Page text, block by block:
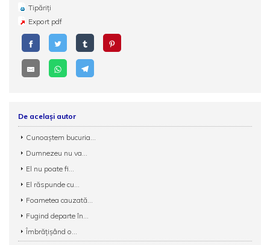
Tipăriți
Export pdf
De același autor
Cunoaștem bucuria...
Dumnezeu nu va...
El nu poate fi...
El răspunde cu...
Foametea cauzată...
Fugind departe în...
Îmbrățișând o...